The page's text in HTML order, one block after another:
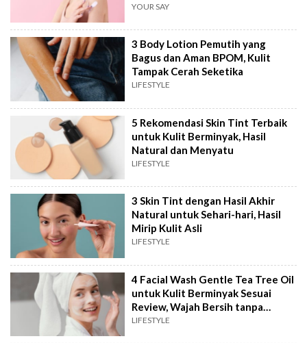
YOUR SAY
3 Body Lotion Pemutih yang
Bagus dan Aman BPOM, Kulit
Tampak Cerah Seketika
LIFESTYLE
5 Rekomendasi Skin Tint Terbaik
untuk Kulit Berminyak, Hasil
Natural dan Menyatu
LIFESTYLE
3 Skin Tint dengan Hasil Akhir
Natural untuk Sehari-hari, Hasil
Mirip Kulit Asli
LIFESTYLE
4 Facial Wash Gentle Tea Tree Oil
untuk Kulit Berminyak Sesuai
Review, Wajah Bersih tanpa
Kering
LIFESTYLE